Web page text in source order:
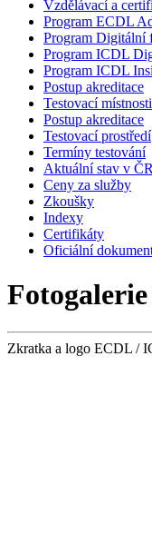
Vzdělávací a
Program ECDL
Program Digitální
Program ICDL
Program ICDL
Postup akreditace
Testovací místnosti
Postup akreditace
Testovací prostředí
Termíny testování
Aktuální stav v ČR
Ceny za služby
Zkoušky
Indexy
Certifikáty
Oficiální
Zkratka a logo ECDL /